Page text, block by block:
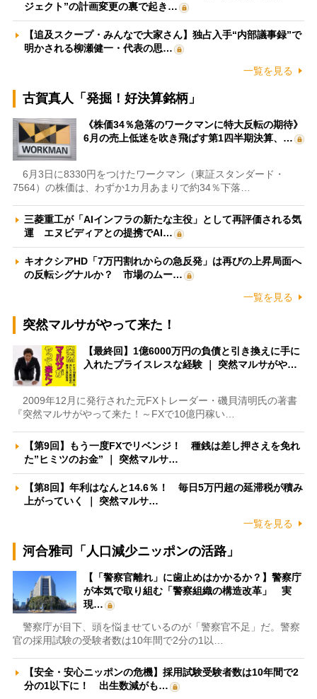
ジェクト”の計画変更の裏で起き…
【追及スクープ・みんなで大家さん】独占入手“内部議事録”で
明かされる柳瀬健一・代表の思…
一覧を見る
古賀真人「発掘！好決算銘柄」
《株価34％急落のワークマンに特大反転の期待》
6月の売上低迷を吹き飛ばす第1四半期決算、…
6月3日に8330円をつけたワークマン（東証スタンダード・
7564）の株価は、わずか1カ月あまりで約34％下落…
三菱重工が「AIインフラの新たな主役」として再評価される気
運 エヌビディアとの提携でAI…
キオクシアHD「7万円割れからの急反発」は再びの上昇局面へ
の反転シグナルか？ 市場のムー…
一覧を見る
突然マルサがやって来た！
【最終回】1億6000万円の負債と引き換えに手に
入れたプライスレスな経験 ｜ 突然マルサがや…
2009年12月に発行された元FXトレーダー・磯貝清明氏の著書
『突然マルサがやって来た！～FXで10億円稼い…
【第9回】もう一度FXでリベンジ！ 種銭は差し押さえを免れ
た”ヒミツのお金” ｜ 突然マルサ…
【第8回】年利はなんと14.6％！ 毎日5万円超の延滞税が積み
上がっていく ｜ 突然マルサ…
一覧を見る
河合雅司「人口減少ニッポンの活路」
【「警察官離れ」に歯止めはかかるか？】警察庁
が本気で取り組む「警察組織の構造改革」 実
現…
警察庁が目下、頭を悩ませているのが「警察官不足」だ。警察
官の採用試験の受験者数は10年間で2分の1以…
【安全・安心ニッポンの危機】採用試験受験者数は10年間で2
分の1以下に！ 出生数減がも…